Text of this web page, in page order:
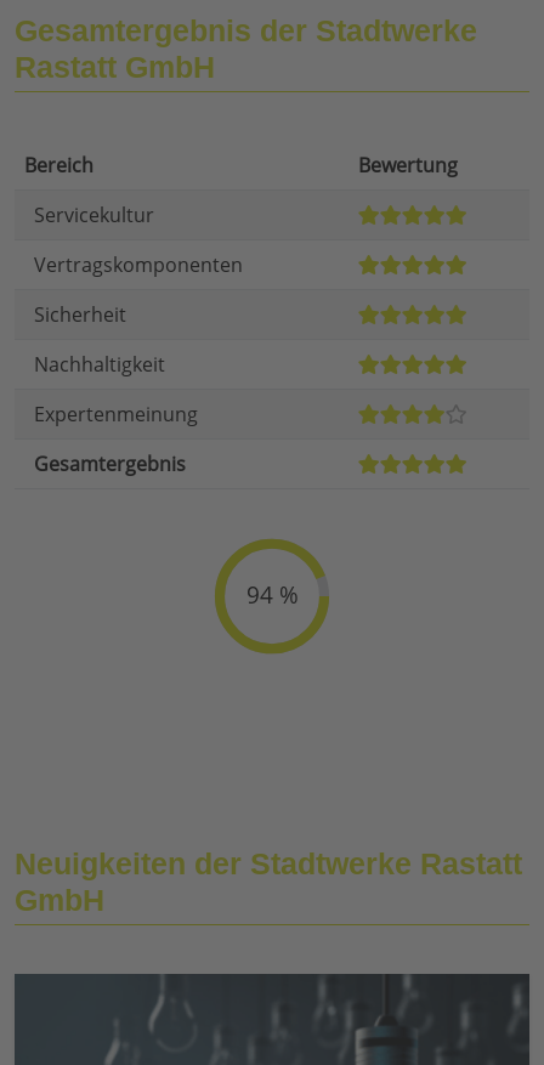
Gesamtergebnis der Stadtwerke
Rastatt GmbH
Bereich
Bewertung
Servicekultur
Vertragskomponenten
Sicherheit
Nachhaltigkeit
Expertenmeinung
Gesamtergebnis
94 %
Neuigkeiten der Stadtwerke Rastatt
GmbH